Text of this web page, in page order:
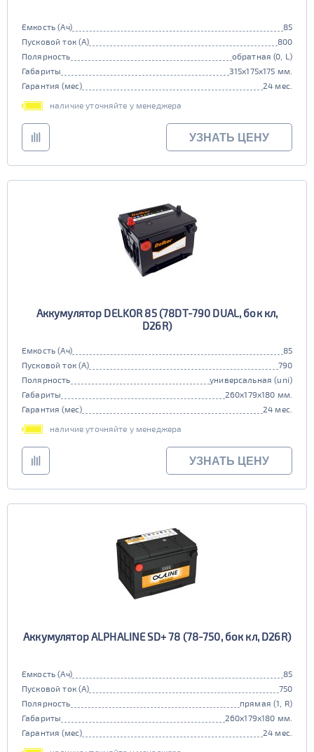
Емкость (Ач)
85
Пусковой ток (А)
800
Полярность
обратная (0, L)
Габариты
315x175x175 мм.
Гарантия (мес)
24 мес.
наличие уточняйте у менеджера
УЗНАТЬ ЦЕНУ
Аккумулятор DELKOR 85 (78DT-790 DUAL, бок кл,
D26R)
Емкость (Ач)
85
Пусковой ток (А)
790
Полярность
универсальная (uni)
Габариты
260x179x180 мм.
Гарантия (мес)
24 мес.
наличие уточняйте у менеджера
УЗНАТЬ ЦЕНУ
Аккумулятор ALPHALINE SD+ 78 (78-750, бок кл, D26R)
Емкость (Ач)
85
Пусковой ток (А)
750
Полярность
прямая (1, R)
Габариты
260x179x180 мм.
Гарантия (мес)
24 мес.